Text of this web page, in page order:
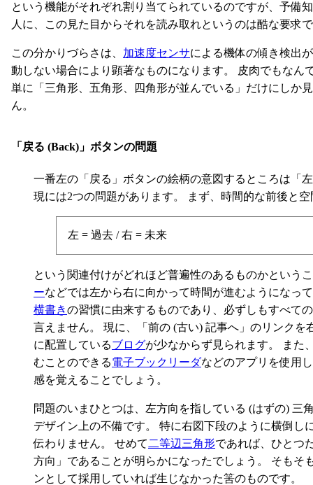
という機能がそれぞれ割り当てられているのですが、予備
人に、この見た目からそれを読み取れというのは酷な要求
この分かりづらさは、 加速度センサによる機体の傾き検出
動しない場合により顕著なものになります。 皮肉でもなん
単に「三角形、五角形、四角形が並んでいる」だけにしか
ん。
「戻る (Back)」ボタンの問題
一番左の「戻る」ボタンの絵柄の意図するところは「
現には2つの問題があります。 まず、時間的な前後と
左 = 過去 / 右 = 未来
という関連付けがどれほど普遍性のあるものかという
ーなどでは左から右に向かって時間が進むようになっ
横書きの習慣に由来するものであり、必ずしもすべて
言えません。 現に、「前の (古い) 記事へ」のリンク
に配置しているブログが少なからず見られます。 また
むことのできる電子ブックリーダなどのアプリを使用
感を覚えることでしょう。
問題のいまひとつは、左方向を指している (はずの) 三
デザイン上の不備です。 特に右図下段のように横倒
伝わりません。 せめて 二等辺三角形であれば、ひとつ
方向」であることが明らかになったでしょう。 そもそ
ンとして採用していれば生じなかった筈のものです。